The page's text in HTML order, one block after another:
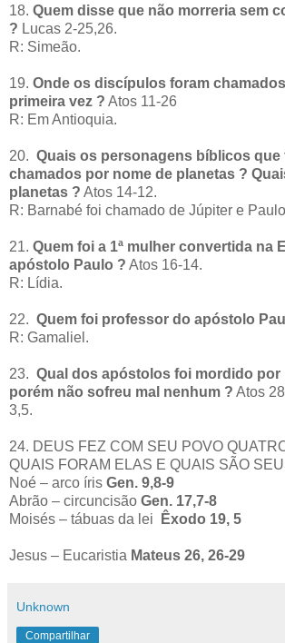
18. Quem disse que não morreria sem
? Lucas 2-25,26.
R: Simeão.
19. Onde os discípulos foram
primeira vez ? Atos 11-26
R: Em Antioquia.
20. Quais os personagens bíblicos que
chamados por nome de planetas ?
planetas ? Atos 14-12.
R: Barnabé foi chamado de Júpiter e
21. Quem foi a 1ª mulher convertida na
apóstolo Paulo ? Atos 16-14.
R: Lídia.
22. Quem foi professor do apóstolo
R: Gamaliel.
23. Qual dos apóstolos foi mordido por
porém não sofreu mal nenhum ? Atos
3,5.
24. DEUS FEZ COM SEU POVO
QUAIS FORAM ELAS E QUAIS SÃO
Noé – arco íris Gen. 9,8-9
Abrão – circuncisão Gen. 17,7-8
Moisés – tábuas da lei
Êxodo 19, 5
Jesus – Eucaristia Mateus 26, 26-29
Unknown
Compartilhar